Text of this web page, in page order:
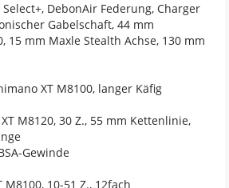
Select+, DebonAir Federung, Charger
Gabelschaft, 44 mm
15 mm Maxle Stealth Achse, 130 mm
XT M8100, langer Käfig
M8120, 30 Z., 55 mm Kettenlinie,
Gewinde
M8100, 10-51 Z., 12fach